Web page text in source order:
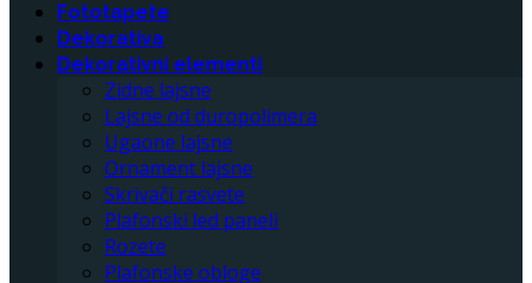
Fototapete
Dekorativa
Dekorativni elementi
Zidne lajsne
Lajsne od duropolimera
Ugaone lajsne
Ornament lajsne
Skrivači rasvete
Plafonski led paneli
Rozete
Plafonske obloge